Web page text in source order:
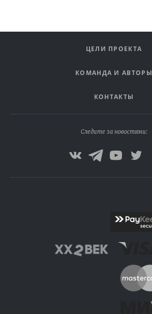
ЦЕЛИ ПРОЕКТА
КОМАНДА И АВТОРЫ
КОНТАКТЫ
Следите за новостями: